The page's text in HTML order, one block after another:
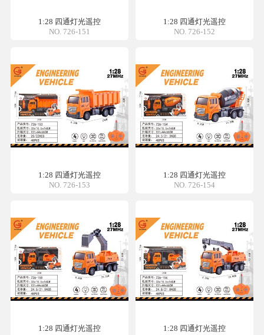
1:28 四通灯光遥控
NO. 726-151
1:28 四通灯光遥控
NO. 726-152
1:28 四通灯光遥控
NO. 726-153
1:28 四通灯光遥控
NO. 726-154
1:28 四通灯光遥控
1:28 四通灯光遥控